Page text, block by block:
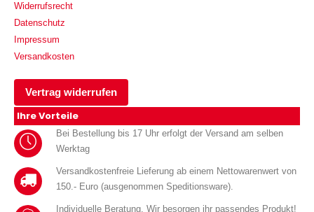
Widerrufsrecht
Datenschutz
Impressum
Versandkosten
Vertrag widerrufen
Ihre Vorteile
Bei Bestellung bis 17 Uhr erfolgt der Versand am selben
Werktag
Versandkostenfreie Lieferung ab einem Nettowarenwert von
150.- Euro (ausgenommen Speditionsware).
Individuelle Beratung. Wir besorgen ihr passendes Produkt!